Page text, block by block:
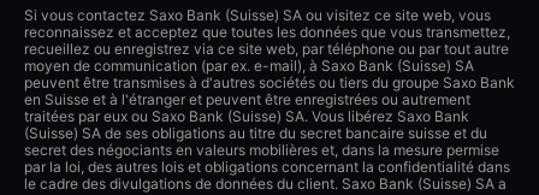
Si vous contactez Saxo Bank (Suisse) SA ou visitez ce site web, vous
reconnaissez et acceptez que toutes les données que vous transmettez,
recueillez ou enregistrez via ce site web, par téléphone ou par tout autre
moyen de communication (par ex. e-mail), à Saxo Bank (Suisse) SA
peuvent être transmises à d'autres sociétés ou tiers du groupe Saxo Bank
en Suisse et à l'étranger et peuvent être enregistrées ou autrement
traitées par eux ou Saxo Bank (Suisse) SA. Vous libérez Saxo Bank
(Suisse) SA de ses obligations au titre du secret bancaire suisse et du
secret des négociants en valeurs mobilières et, dans la mesure permise
par la loi, des autres lois et obligations concernant la confidentialité dans
le cadre des divulgations de données du client. Saxo Bank (Suisse) SA a